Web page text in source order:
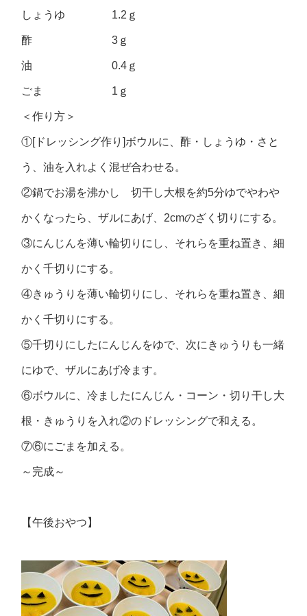
しょうゆ 1.2ｇ
酢 3ｇ
油 0.4ｇ
ごま 1ｇ
＜作り方＞
①[ドレッシング作り]ボウルに、酢・しょうゆ・さと
う、油を入れよく混ぜ合わせる。
②鍋でお湯を沸かし 切干し大根を約5分ゆでやわや
かくなったら、ザルにあげ、2cmのざく切りにする。
③にんじんを薄い輪切りにし、それらを重ね置き、細
かく千切りにする。
④きゅうりを薄い輪切りにし、それらを重ね置き、細
かく千切りにする。
⑤千切りにしたにんじんをゆで、次にきゅうりも一緒
にゆで、ザルにあげ冷ます。
⑥ボウルに、冷ましたにんじん・コーン・切り干し大
根・きゅうりを入れ②のドレッシングで和える。
⑦⑥にごまを加える。
～完成～
【午後おやつ】